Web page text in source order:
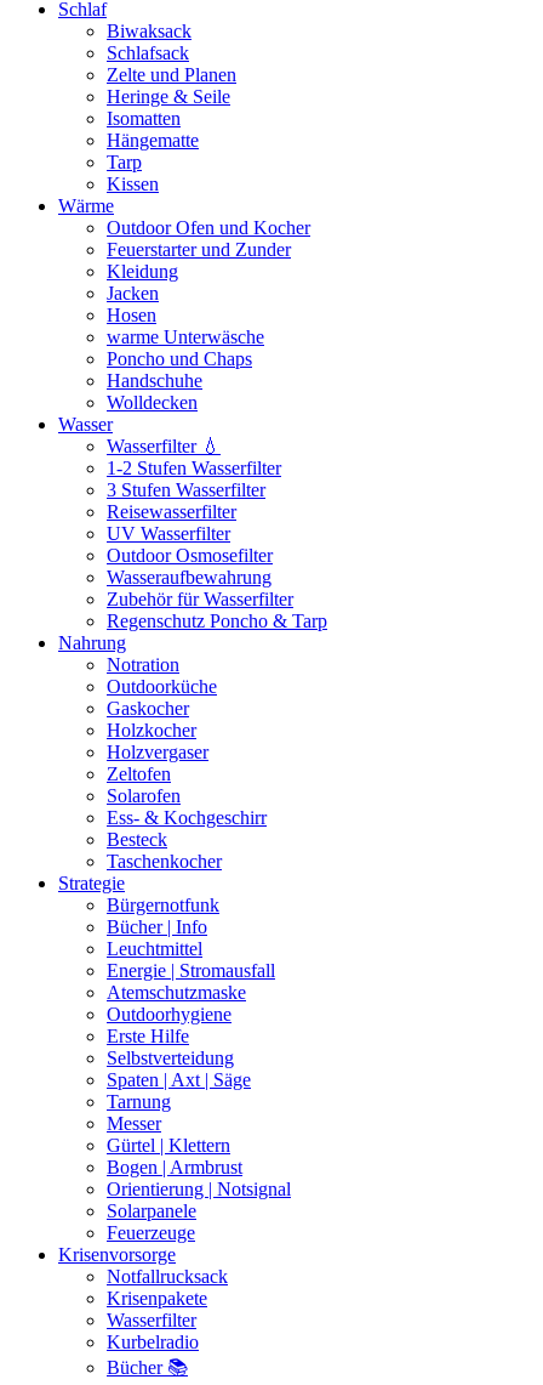
Schlaf
Biwaksack
Schlafsack
Zelte und Planen
Heringe & Seile
Isomatten
Hängematte
Tarp
Kissen
Wärme
Outdoor Ofen und Kocher
Feuerstarter und Zunder
Kleidung
Jacken
Hosen
warme Unterwäsche
Poncho und Chaps
Handschuhe
Wolldecken
Wasser
Wasserfilter 💧
1-2 Stufen Wasserfilter
3 Stufen Wasserfilter
Reisewasserfilter
UV Wasserfilter
Outdoor Osmosefilter
Wasseraufbewahrung
Zubehör für Wasserfilter
Regenschutz Poncho & Tarp
Nahrung
Notration
Outdoorküche
Gaskocher
Holzkocher
Holzvergaser
Zeltofen
Solarofen
Ess- & Kochgeschirr
Besteck
Taschenkocher
Strategie
Bürgernotfunk
Bücher | Info
Leuchtmittel
Energie | Stromausfall
Atemschutzmaske
Outdoorhygiene
Erste Hilfe
Selbstverteidung
Spaten | Axt | Säge
Tarnung
Messer
Gürtel | Klettern
Bogen | Armbrust
Orientierung | Notsignal
Solarpanele
Feuerzeuge
Krisenvorsorge
Notfallrucksack
Krisenpakete
Wasserfilter
Kurbelradio
Bücher 📚